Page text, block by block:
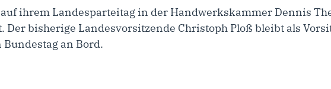
auf ihrem Landesparteitag in der Handwerkskammer Dennis
Der bisherige Landesvorsitzende Christoph Ploß bleibt als
an Bord.